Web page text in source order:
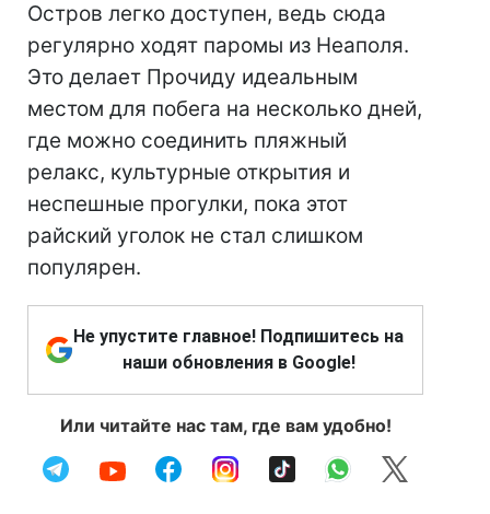
Остров легко доступен, ведь сюда
регулярно ходят паромы из Неаполя.
Это делает Прочиду идеальным
местом для побега на несколько дней,
где можно соединить пляжный
релакс, культурные открытия и
неспешные прогулки, пока этот
райский уголок не стал слишком
популярен.
Не упустите главное! Подпишитесь на
наши обновления в Google!
Или читайте нас там, где вам удобно!